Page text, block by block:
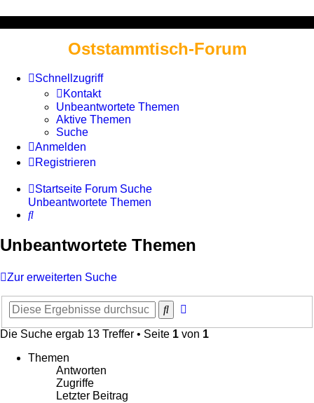
Oststammtisch-Forum
Schnellzugriff
Kontakt
Unbeantwortete Themen
Aktive Themen
Suche
Anmelden
Registrieren
Startseite Forum Suche
Unbeantwortete Themen
Suche
Unbeantwortete Themen
Zur erweiterten Suche
Suche
Die Suche ergab 13 Treffer • Seite 1 von 1
Themen
Antworten
Zugriffe
Letzter Beitrag